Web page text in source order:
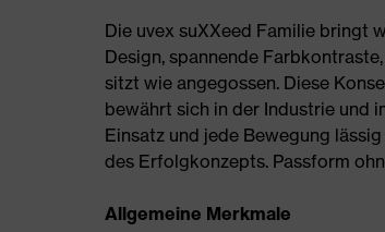
Die uvex suXXeed Familie bringt
Design, spannende
sitzt wie angegossen. Diese
bewährt sich in der Industrie und
Einsatz und jede Bewegung
des Erfolgkonzepts. Passform
Allgemeine Merkmale